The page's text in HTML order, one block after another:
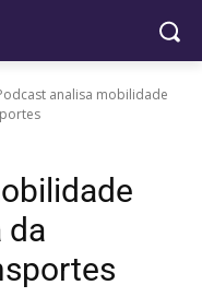
analisa mobilidade
da